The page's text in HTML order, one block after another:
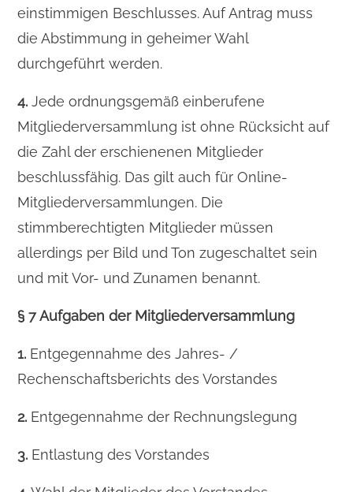
einstimmigen Beschlusses. Auf Antrag muss
die Abstimmung in geheimer Wahl
durchgeführt werden.
4. Jede ordnungsgemäß einberufene
Mitgliederversammlung ist ohne Rücksicht auf
die Zahl der erschienenen Mitglieder
beschlussfähig. Das gilt auch für Online-
Mitgliederversammlungen. Die
stimmberechtigten Mitglieder müssen
allerdings per Bild und Ton zugeschaltet sein
und mit Vor- und Zunamen benannt.
§ 7 Aufgaben der Mitgliederversammlung
1. Entgegennahme des Jahres- /
Rechenschaftsberichts des Vorstandes
2. Entgegennahme der Rechnungslegung
3. Entlastung des Vorstandes